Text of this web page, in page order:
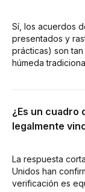
Sí, los acuerdos
presentados y
prácticas) son
húmeda
¿Es un cuadro
legalmente
La respuesta
Unidos han
verificación es